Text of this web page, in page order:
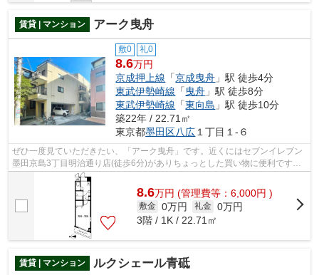
賃貸 | マンション アーク曳舟
敷0 礼0
8.6万円
京成押上線 「京成曳舟 」駅 徒歩4分
東武伊勢崎線 「 曳舟 」駅 徒歩8分
東武伊勢崎線 「東向島 」駅 徒歩10分
築22年 / 22.71㎡
東京都墨田区八広１丁目１-６
ぜひ一度見ていただきたい、「アーク曳舟」です。近くにはセブンイレブン
墨田京島3丁目明治通り店(徒歩6分)がありちょっとした買い物に便利です。
こちらの物件にはエレベーターがあり...
8.6万円 (管理費等：6,000円 )
敷金 0万円 礼金 0万円
3階 / 1K / 22.71㎡
賃貸 | マンション ルクシェール青砥